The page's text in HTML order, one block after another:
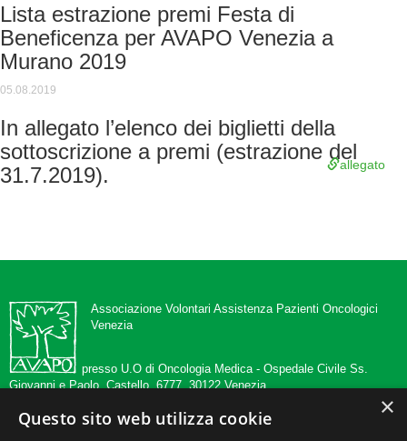
Lista estrazione premi Festa di
Beneficenza per AVAPO Venezia a
Murano 2019
05.08.2019
In allegato l’elenco dei biglietti della
sottoscrizione a premi (estrazione del
31.7.2019).
allegato
Associazione Volontari Assistenza Pazienti Oncologici
Venezia
presso U.O di Oncologia Medica - Ospedale Civile Ss.
Giovanni e Paolo, Castello, 6777, 30122 Venezia
tel 041 5294546
×
Questo sito web utilizza cookie